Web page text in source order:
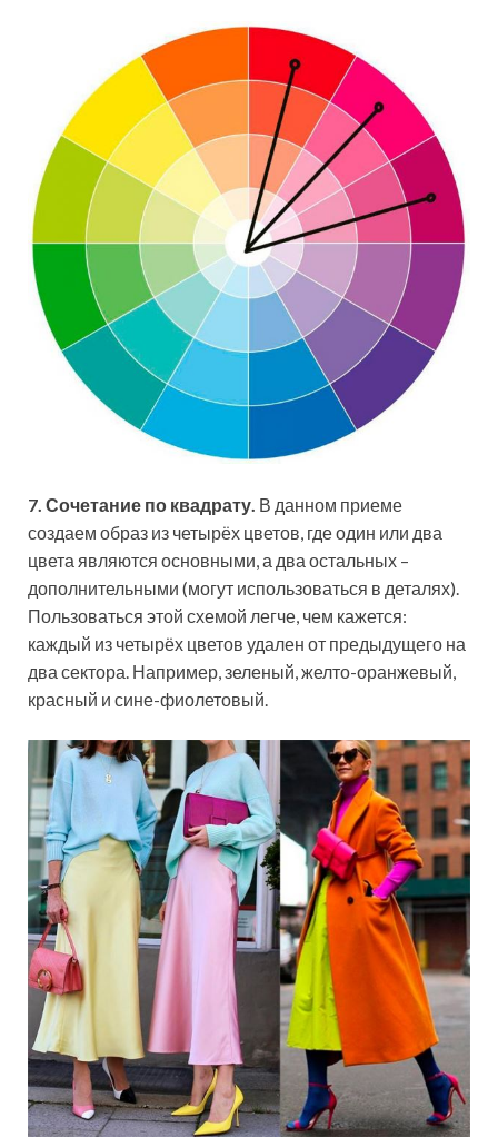
7. Сочетание по квадрату. В данном приеме
создаем образ из четырёх цветов, где один или два
цвета являются основными, а два остальных –
дополнительными (могут использоваться в деталях).
Пользоваться этой схемой легче, чем кажется:
каждый из четырёх цветов удален от предыдущего на
два сектора. Например, зеленый, желто-оранжевый,
красный и сине-фиолетовый.